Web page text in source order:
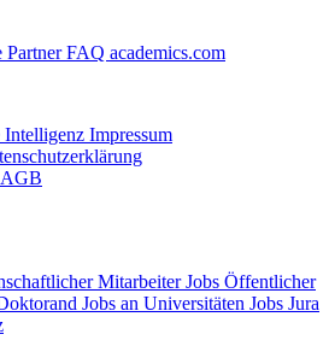
PartnerFAQ academics.com
Impressum
AGB
MitarbeiterJobs Öffentlicher
Jobs an Universitäten Jobs Jura